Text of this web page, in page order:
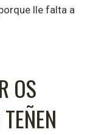
lle falta a
OS